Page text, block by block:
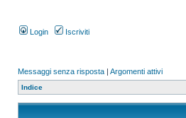
Login Iscriviti
Messaggi senza risposta | Argomenti attivi
Indice